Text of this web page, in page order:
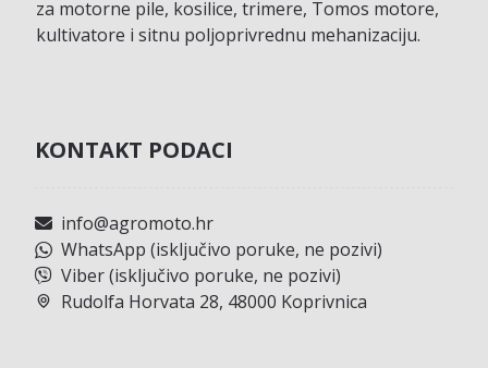
za motorne pile, kosilice, trimere, Tomos motore,
kultivatore i sitnu poljoprivrednu mehanizaciju.
KONTAKT PODACI
info@agromoto.hr
WhatsApp (isključivo poruke, ne pozivi)
Viber (isključivo poruke, ne pozivi)
Rudolfa Horvata 28, 48000 Koprivnica